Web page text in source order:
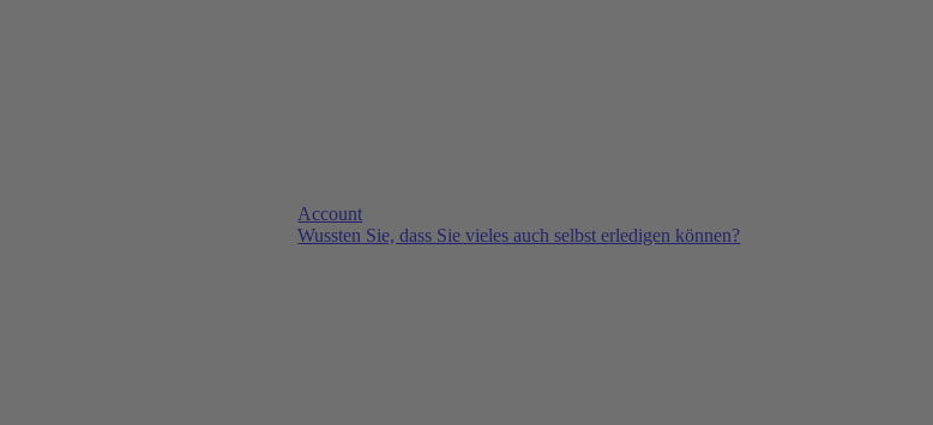
Account
Wussten Sie, dass Sie vieles auch selbst erledigen können?